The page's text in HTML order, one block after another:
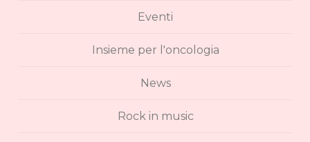
Eventi
Insieme per l'oncologia
News
Rock in music